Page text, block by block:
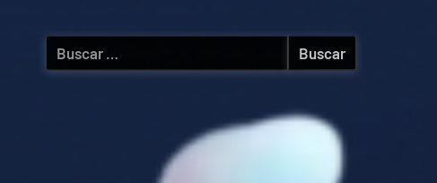
Buscar: